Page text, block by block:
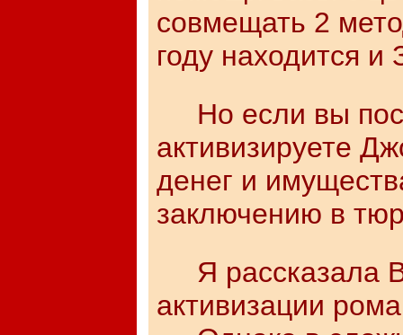
совмещать 2
году находится и
Но если вы
активизируете
денег и
заключению в
Я рассказала
активизации